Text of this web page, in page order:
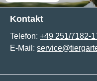
Kontakt
Telefon: +49 251/7182-
E-Mail: